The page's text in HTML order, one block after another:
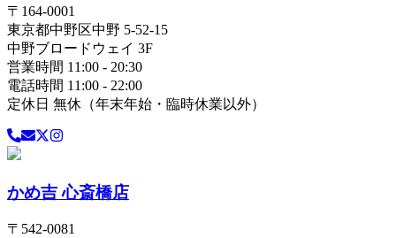
〒 164-0001
東京都中野区中野 5-52-15
中野ブロードウェイ 3F
営業時間 11:00 - 20:30
電話時間 11:00 - 22:00
定休日 無休（年末年始・臨時休業以外）
かめ吉 心斎橋店
〒 542-0081